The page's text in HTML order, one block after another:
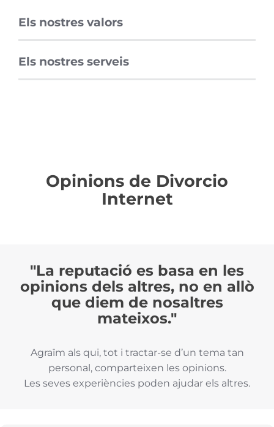
Els nostres valors
Els nostres serveis
Opinions de Divorcio
Internet
"La reputació es basa en les
opinions dels altres, no en allò
que diem de nosaltres
mateixos."
Agraïm als qui, tot i tractar-se d’un tema tan
personal, comparteixen les opinions.
Les seves experiències poden ajudar els altres.